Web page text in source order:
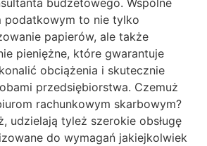
budżetowego. Wspólne
podatkowym to nie tylko
papierów, ale także
pieniężne, które gwarantuje
obciążenia i skutecznie
przedsiębiorstwa. Czemuż
rachunkowym skarbowym?
udzielają tyleż szerokie obsługę
do wymagań jakiejkolwiek